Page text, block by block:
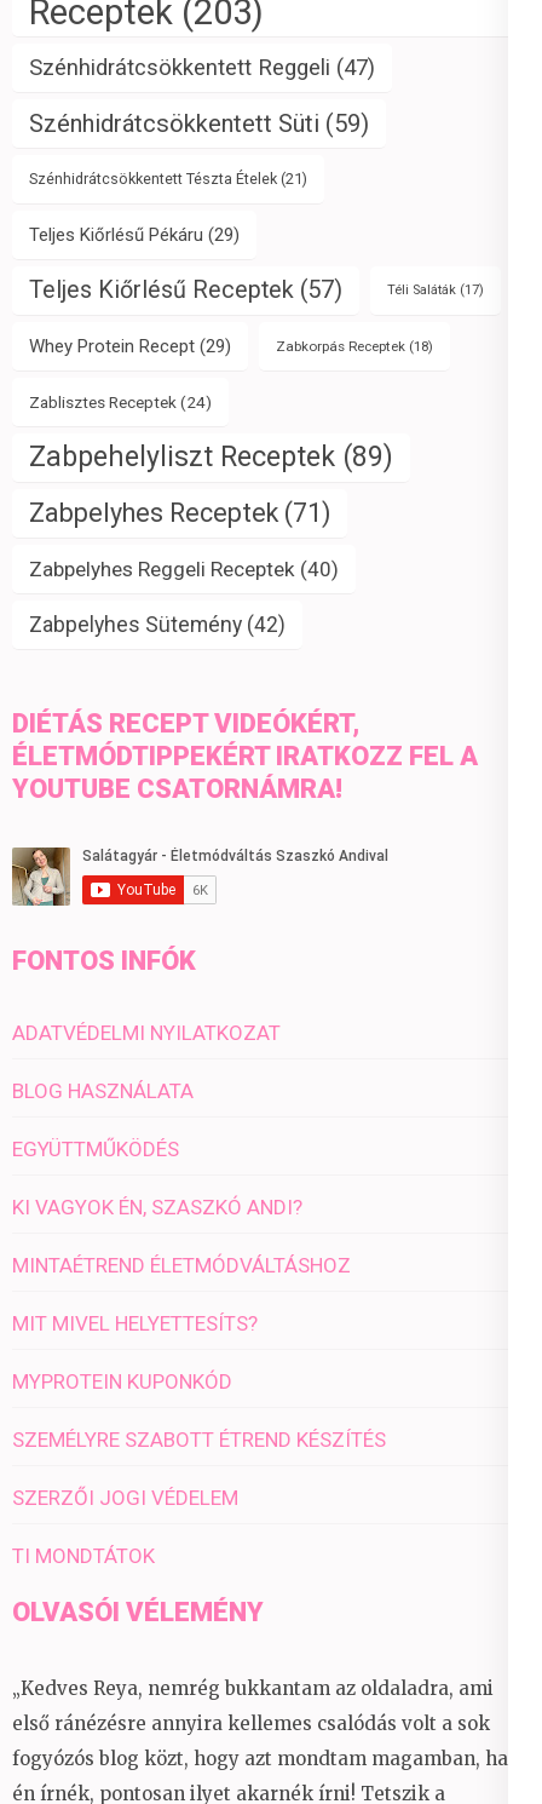
Receptek (203)
Szénhidrátcsökkentett Reggeli (47)
Szénhidrátcsökkentett Süti (59)
Szénhidrátcsökkentett Tészta Ételek (21)
Teljes Kiőrlésű Pékáru (29)
Teljes Kiőrlésű Receptek (57) Téli Saláták (17)
Whey Protein Recept (29) Zabkorpás Receptek (18)
Zablisztes Receptek (24)
Zabpehelyliszt Receptek (89)
Zabpelyhes Receptek (71)
Zabpelyhes Reggeli Receptek (40)
Zabpelyhes Sütemény (42)
DIÉTÁS RECEPT VIDEÓKÉRT,
ÉLETMÓDTIPPEKÉRT IRATKOZZ FEL A
YOUTUBE CSATORNÁMRA!
FONTOS INFÓK
ADATVÉDELMI NYILATKOZAT
BLOG HASZNÁLATA
EGYÜTTMŰKÖDÉS
KI VAGYOK ÉN, SZASZKÓ ANDI?
MINTAÉTREND ÉLETMÓDVÁLTÁSHOZ
MIT MIVEL HELYETTESÍTS?
MYPROTEIN KUPONKÓD
SZEMÉLYRE SZABOTT ÉTREND KÉSZÍTÉS
SZERZŐI JOGI VÉDELEM
TI MONDTÁTOK
OLVASÓI VÉLEMÉNY
„Kedves Reya, nemrég bukkantam az oldaladra, ami
első ránézésre annyira kellemes csalódás volt a sok
fogyózós blog közt, hogy azt mondtam magamban, ha
én írnék, pontosan ilyet akarnék írni! Tetszik a